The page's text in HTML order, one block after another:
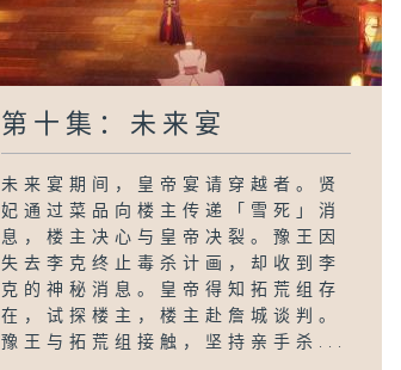
第十集：未来宴
未来宴期间，皇帝宴请穿越者。贤
妃通过菜品向楼主传递「雪死」消
息，楼主决心与皇帝决裂。豫王因
失去李克终止毒杀计画，却收到李
克的神秘消息。皇帝得知拓荒组存
在，试探楼主，楼主赴詹城谈判。
豫王与拓荒组接触，坚持亲手杀...